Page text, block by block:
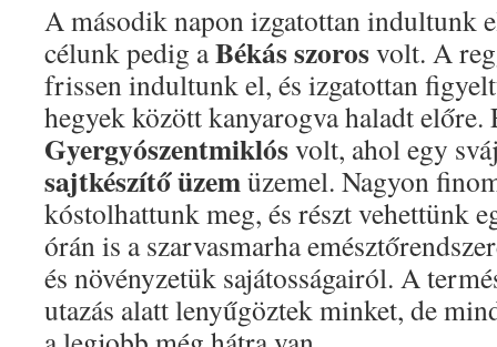
A második napon izgatottan indultunk
célunk pedig aBékás szorosvolt. A
frissen indultunk el, és izgatottan
hegyek között kanyarogva haladt
Gyergyószentmiklósvolt, ahol egy
sajtkészítő üzemüzemel. Nagyon
kóstolhattunk meg, és részt vehettünk
órán is a szarvasmarha
és növényzetük sajátosságairól. A
utazás alatt lenyűgöztek minket, de